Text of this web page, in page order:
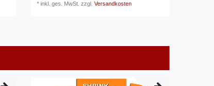
*inkl. ges. MwSt. zzgl.Versandkosten